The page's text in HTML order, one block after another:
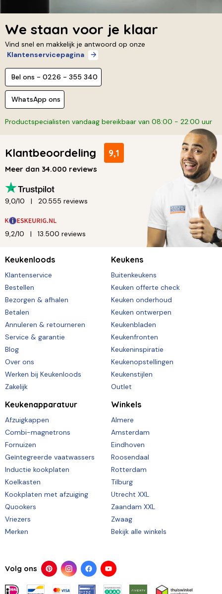
We staan voor je klaar
Vind snel en makkelijk je antwoord op onze
Klantenservicepagina
Bel ons - 0226 - 355 340
WhatsApp ons
Productspecialisten vandaag bereikbaar van 08:00 - 22:00 uur
Klantbeoordeling 9,1
Meer dan 34.000 reviews
9,0/10 20.555 reviews
9,2/10 13.500 reviews
Keukenloods
Klantenservice
Bestellen
Bezorgen & afhalen
Betalen
Annuleren & retourneren
Service & garantie
Blog
Over ons
Werken bij Keukenloods
Zakelijk
Keukens
Buitenkeukens
Keuken offerte check
Keuken onderhoud
Keuken ontwerpen
Keukenbladen
Keukenfronten
Keukeninspiratie
Keukenopstellingen
Keukenstijlen
Outlet
Keukenapparatuur
Afzuigkappen
Combi-magnetrons
Fornuizen
Geïntegreerde vaatwassers
Inductie kookplaten
Koelkasten
Kookplaten met afzuiging
Quookers
Vriezers
Merken
Winkels
Almere
Amsterdam
Eindhoven
Roosendaal
Rotterdam
Tilburg
Utrecht XXL
Zaandam XXL
Zwaag
Bekijk alle winkels
Volg ons